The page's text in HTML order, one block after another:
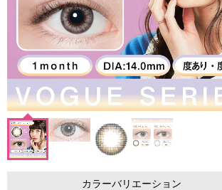
カラーバリエーション